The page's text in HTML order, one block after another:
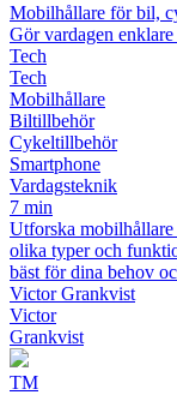
Mobilhållare för bil,
Gör vardagen
Tech
Tech
Mobilhållare
Biltillbehör
Cykeltillbehör
Smartphone
Vardagsteknik
7 min
Utforska
olika typer och
bäst för dina behov
Victor Grankvist
Victor
Grankvist
TM